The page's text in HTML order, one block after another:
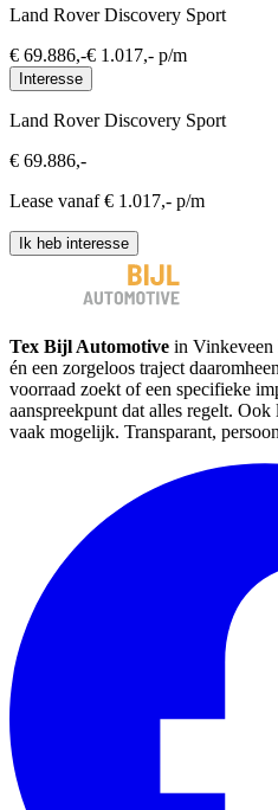
Land Rover Discovery Sport
€ 69.886,-€ 1.017,- p/m
Interesse
Land Rover Discovery Sport
€ 69.886,-
Lease vanaf € 1.017,- p/m
Ik heb interesse
Tex Bijl Automotive in Vinkeveen
én een zorgeloos traject
voorraad zoekt of een specifieke
aanspreekpunt dat alles regelt.
vaak mogelijk. Transparant,